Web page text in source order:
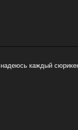
надеюсь каждый